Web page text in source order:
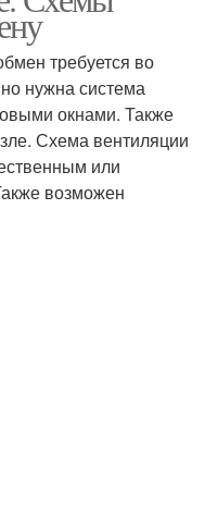
Вентиляция через
наружную стену
требуется во
нужна система
окнами. Также
Схема вентиляции
или
возможен